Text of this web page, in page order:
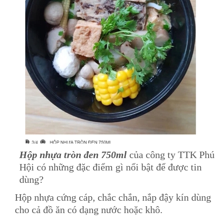
Hộp nhựa tròn đen 750ml của công ty TTK Phú
Hội có những đặc điểm gì nổi bật để được tin
dùng?
Hộp nhựa cứng cáp, chắc chắn, nắp đậy kín dùng
cho cả đồ ăn có dạng nước hoặc khô.